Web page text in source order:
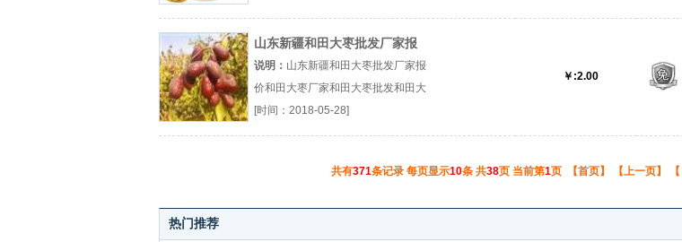
山东新疆和田大枣批发厂家报
价
说明： 山东新疆和田大枣批发厂家报
价和田大枣厂家和田大枣批发和田大
枣价格厂（...『和田大枣厂家』
[时间：2018-05-28]
￥:2.00
共有371条记录 每页显示10条 共38页 当前第1页 【首页】 【上一页】 【
热门推荐